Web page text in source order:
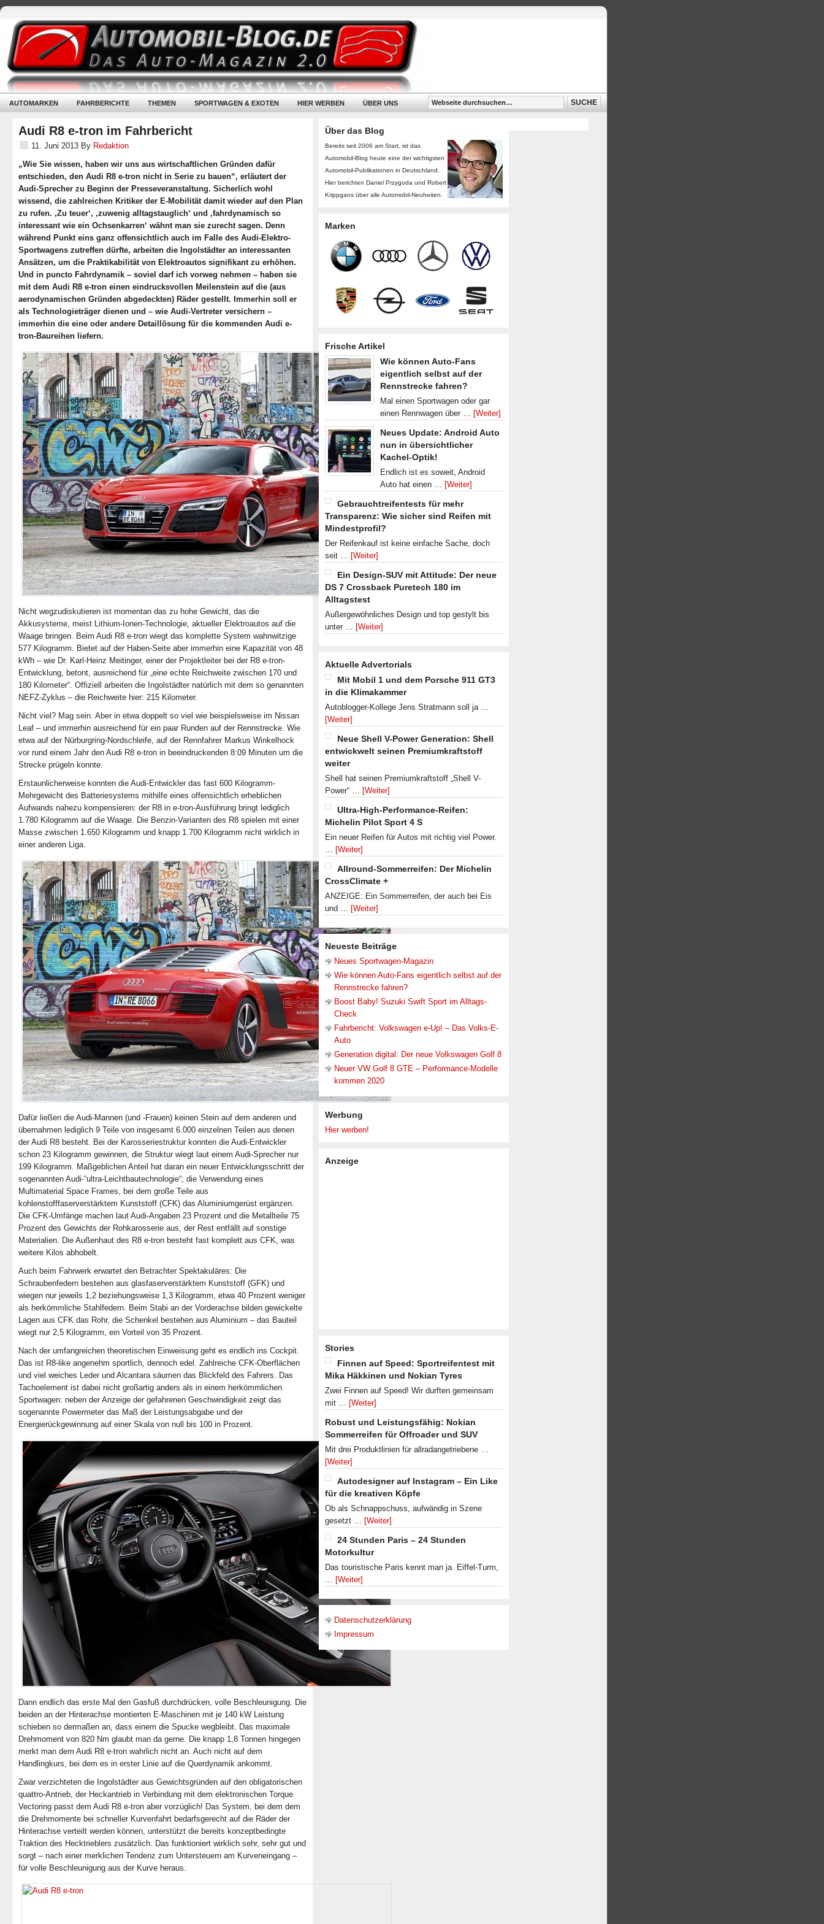
AUTOMARKEN FAHRBERICHTE THEMEN SPORTWAGEN & EXOTEN HIER WERBEN ÜBER UNS
Audi R8 e-tron im Fahrbericht
11. Juni 2013 By Redaktion
„Wie Sie wissen, haben wir uns aus wirtschaftlichen Gründen dafür
entschieden, den Audi R8 e-tron nicht in Serie zu bauen“, erläutert der
Audi-Sprecher zu Beginn der Presseveranstaltung. Sicherlich wohl
wissend, die zahlreichen Kritiker der E-Mobilität damit wieder auf den Plan
zu rufen. ‚Zu teuer‘, ‚zuwenig alltagstauglich‘ und ‚fahrdynamisch so
interessant wie ein Ochsenkarren‘ wähnt man sie zurecht sagen. Denn
während Punkt eins ganz offensichtlich auch im Falle des Audi-Elektro-
Sportwagens zutreffen dürfte, arbeiten die Ingolstädter an interessanten
Ansätzen, um die Praktikabilität von Elektroautos signifikant zu erhöhen.
Und in puncto Fahrdynamik – soviel darf ich vorweg nehmen – haben sie
mit dem Audi R8 e-tron einen eindrucksvollen Meilenstein auf die (aus
aerodynamischen Gründen abgedeckten) Räder gestellt. Immerhin soll er
als Technologieträger dienen und – wie Audi-Vertreter versichern –
immerhin die eine oder andere Detaillösung für die kommenden Audi e-
tron-Baureihen liefern.
Nicht wegzudiskutieren ist momentan das zu hohe Gewicht, das die
Akkusysteme, meist Lithium-Ionen-Technologie, aktueller Elektroautos auf die
Waage bringen. Beim Audi R8 e-tron wiegt das komplette System wahnwitzige
577 Kilogramm. Bietet auf der Haben-Seite aber immerhin eine Kapazität von 48
kWh – wie Dr. Karl-Heinz Meitinger, einer der Projektleiter bei der R8 e-tron-
Entwicklung, betont, ausreichend für „eine echte Reichweite zwischen 170 und
180 Kilometer“. Offiziell arbeiten die Ingolstädter natürlich mit dem so genannten
NEFZ-Zyklus – die Reichweite hier: 215 Kilometer.
Nicht viel? Mag sein. Aber in etwa doppelt so viel wie beispielsweise im Nissan
Leaf – und immerhin ausreichend für ein paar Runden auf der Rennstrecke. Wie
etwa auf der Nürburgring-Nordschleife, auf der Rennfahrer Markus Winkelhock
vor rund einem Jahr den Audi R8 e-tron in beeindruckenden 8:09 Minuten um die
Strecke prügeln konnte.
Erstaunlicherweise konnten die Audi-Entwickler das fast 600 Kilogramm-
Mehrgewicht des Batteriesystems mithilfe eines offensichtlich erheblichen
Aufwands nahezu kompensieren: der R8 in e-tron-Ausführung bringt lediglich
1.780 Kilogramm auf die Waage. Die Benzin-Varianten des R8 spielen mit einer
Masse zwischen 1.650 Kilogramm und knapp 1.700 Kilogramm nicht wirklich in
einer anderen Liga.
Dafür ließen die Audi-Mannen (und -Frauen) keinen Stein auf dem anderen und
übernahmen lediglich 9 Teile von insgesamt 6.000 einzelnen Teilen aus denen
der Audi R8 besteht. Bei der Karosseriestruktur konnten die Audi-Entwickler
schon 23 Kilogramm gewinnen, die Struktur wiegt laut einem Audi-Sprecher nur
199 Kilogramm. Maßgeblichen Anteil hat daran ein neuer Entwicklungsschritt der
sogenannten Audi-“ultra-Leichtbautechnologie“; die Verwendung eines
Multimaterial Space Frames, bei dem große Teile aus
kohlenstofffaserverstärktem Kunststoff (CFK) das Aluminiumgerüst ergänzen.
Die CFK-Umfänge machen laut Audi-Angaben 23 Prozent und die Metallteile 75
Prozent des Gewichts der Rohkarosserie aus, der Rest entfällt auf sonstige
Materialien. Die Außenhaut des R8 e-tron besteht fast komplett aus CFK, was
weitere Kilos abhobelt.
Auch beim Fahrwerk erwartet den Betrachter Spektakuläres: Die
Schraubenfedern bestehen aus glasfaserverstärktem Kunststoff (GFK) und
wiegen nur jeweils 1,2 beziehungsweise 1,3 Kilogramm, etwa 40 Prozent weniger
als herkömmliche Stahlfedern. Beim Stabi an der Vorderachse bilden gewickelte
Lagen aus CFK das Rohr, die Schenkel bestehen aus Aluminium – das Bauteil
wiegt nur 2,5 Kilogramm, ein Vorteil von 35 Prozent.
Nach der umfangreichen theoretischen Einweisung geht es endlich ins Cockpit.
Das ist R8-like angenehm sportlich, dennoch edel. Zahlreiche CFK-Oberflächen
und viel weiches Leder und Alcantara säumen das Blickfeld des Fahrers. Das
Tachoelement ist dabei nicht großartig anders als in einem herkömmlichen
Sportwagen: neben der Anzeige der gefahrenen Geschwindigkeit zeigt das
sogenannte Powermeter das Maß der Leistungsabgabe und der
Energierückgewinnung auf einer Skala von null bis 100 in Prozent.
Dann endlich das erste Mal den Gasfuß durchdrücken, volle Beschleunigung. Die
beiden an der Hinterachse montierten E-Maschinen mit je 140 kW Leistung
schieben so dermaßen an, dass einem die Spucke wegbleibt. Das maximale
Drehmoment von 820 Nm glaubt man da gerne. Die knapp 1,8 Tonnen hingegen
merkt man dem Audi R8 e-tron wahrlich nicht an. Auch nicht auf dem
Handlingkurs, bei dem es in erster Linie auf die Querdynamik ankommt.
Zwar verzichteten die Ingolstädter aus Gewichtsgründen auf den obligatorischen
quattro-Antrieb, der Heckantrieb in Verbindung mit dem elektronischen Torque
Vectoring passt dem Audi R8 e-tron aber vorzüglich! Das System, bei dem dem
die Drehmomente bei schneller Kurvenfahrt bedarfsgerecht auf die Räder der
Hinterachse verteilt werden können, unterstützt die bereits konzeptbedingte
Traktion des Hecktrieblers zusätzlich. Das funktioniert wirklich sehr, sehr gut und
sorgt – nach einer merklichen Tendenz zum Untersteuern am Kurveneingang –
für volle Beschleunigung aus der Kurve heraus.
Über das Blog
Bereits seit 2006 am Start, ist das
Automobil-Blog heute eine der wichtigsten
Automobil-Publikationen in Deutschland.
Hier berichten Daniel Przygoda und Robert
Krippgans über alle Automobil-Neuheiten.
Marken
Frische Artikel
Wie können Auto-Fans
eigentlich selbst auf der
Rennstrecke fahren?
Mal einen Sportwagen oder gar
einen Rennwagen über … [Weiter]
Neues Update: Android Auto
nun in übersichtlicher
Kachel-Optik!
Endlich ist es soweit, Android
Auto hat einen … [Weiter]
Gebrauchtreifentests für mehr
Transparenz: Wie sicher sind Reifen mit
Mindestprofil?
Der Reifenkauf ist keine einfache Sache, doch
seit … [Weiter]
Ein Design-SUV mit Attitude: Der neue
DS 7 Crossback Puretech 180 im
Alltagstest
Außergewöhnliches Design und top gestylt bis
unter … [Weiter]
Aktuelle Advertorials
Mit Mobil 1 und dem Porsche 911 GT3
in die Klimakammer
Autoblogger-Kollege Jens Stratmann soll ja …
[Weiter]
Neue Shell V-Power Generation: Shell
entwickwelt seinen Premiumkraftstoff
weiter
Shell hat seinen Premiumkraftstoff „Shell V-
Power“ … [Weiter]
Ultra-High-Performance-Reifen:
Michelin Pilot Sport 4 S
Ein neuer Reifen für Autos mit richtig viel Power.
… [Weiter]
Allround-Sommerreifen: Der Michelin
CrossClimate +
ANZEIGE: Ein Sommerreifen, der auch bei Eis
und … [Weiter]
Neueste Beiträge
Neues Sportwagen-Magazin
Wie können Auto-Fans eigentlich selbst auf der
Rennstrecke fahren?
Boost Baby! Suzuki Swift Sport im Alltags-
Check
Fahrbericht: Volkswagen e-Up! – Das Volks-E-
Auto
Generation digital: Der neue Volkswagen Golf 8
Neuer VW Golf 8 GTE – Performance-Modelle
kommen 2020
Werbung
Hier werben!
Anzeige
Stories
Finnen auf Speed: Sportreifentest mit
Mika Häkkinen und Nokian Tyres
Zwei Finnen auf Speed! Wir durften gemeinsam
mit … [Weiter]
Robust und Leistungsfähig: Nokian
Sommerreifen für Offroader und SUV
Mit drei Produktlinien für allradangetriebene …
[Weiter]
Autodesigner auf Instagram – Ein Like
für die kreativen Köpfe
Ob als Schnappschuss, aufwändig in Szene
gesetzt … [Weiter]
24 Stunden Paris – 24 Stunden
Motorkultur
Das touristische Paris kennt man ja. Eiffel-Turm,
… [Weiter]
Datenschutzerklärung
Impressum